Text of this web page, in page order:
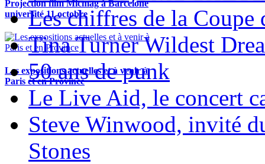
Projection film Micmag à Barcelone
université 11 octobre
Les expositions actuelles et à venir à
Paris et en Province
Les chiffres de la Coupe
Tina Turner Wildest
50 ans de punk
Le Live Aid, le concert
Steve Winwood, invité
Stones